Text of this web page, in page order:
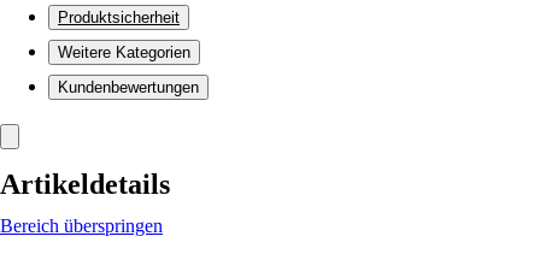
Produktsicherheit
Weitere Kategorien
Kundenbewertungen
Artikeldetails
Bereich überspringen